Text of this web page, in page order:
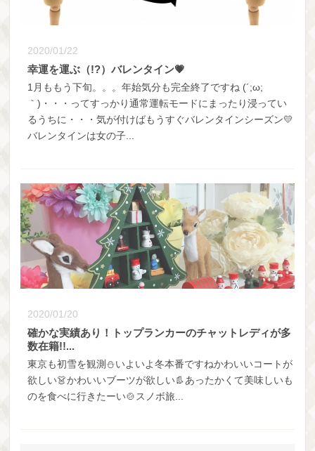
2020/01/22
幸運を運ぶ（!?）バレンタイン💗
1月ももう下旬。。。年始気分も完全終了ですね (´;ω;
｀)・・・ってすっかり通常運転モードにまったり浸ってい
るうちに・・・気が付けばもうすぐバレンタインシーズン💛
バレンタインは女の子...
2020/01/20
確かな実績あり！トップランカーのチャットレディが多
数在籍!!...
東京も初雪を観測⛄いよいよ冬本番ですねかわいいコートが
欲しい👗かわいいブーツが欲しい👢あったかくて美味しいも
のを食べに行きたーい🍲スノボ旅...